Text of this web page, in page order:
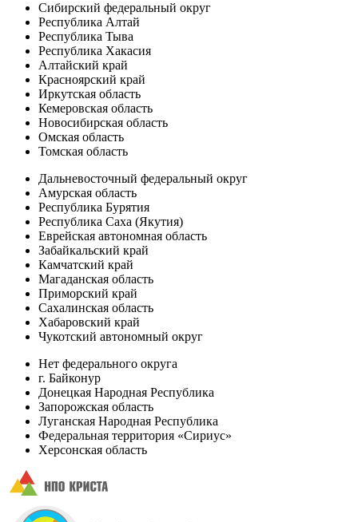
Сибирский федеральный округ
Республика Алтай
Республика Тыва
Республика Хакасия
Алтайский край
Красноярский край
Иркутская область
Кемеровская область
Новосибирская область
Омская область
Томская область
Дальневосточный федеральный округ
Амурская область
Республика Бурятия
Республика Саха (Якутия)
Еврейская автономная область
Забайкальский край
Камчатский край
Магаданская область
Приморский край
Сахалинская область
Хабаровский край
Чукотский автономный округ
Нет федерального округа
г. Байконур
Донецкая Народная Республика
Запорожская область
Луганская Народная Республика
Федеральная территория «Сириус»
Херсонская область